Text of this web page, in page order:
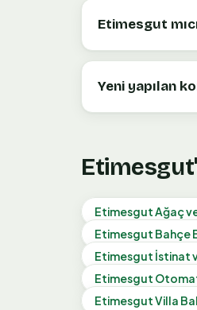
Etimesgut
Yeni yapılan
Etimesgut
EtimesgutAğaç
Etimesgut Bahçe
Etimesgut İstinat
Etimesgut
EtimesgutVilla